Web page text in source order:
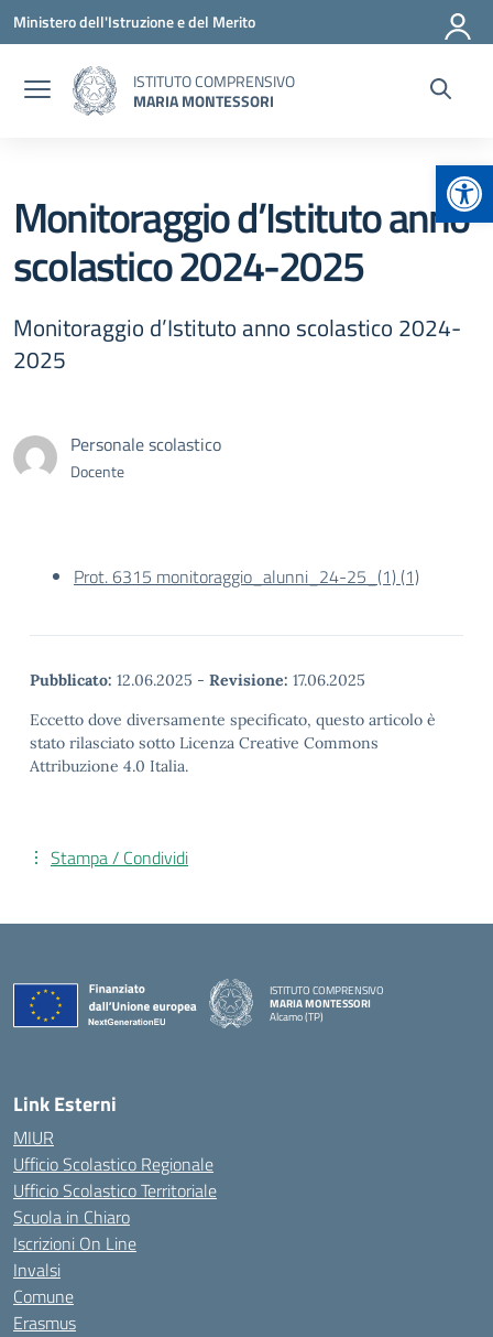
Vai ai contenuti
Vai al menu di navigazione
Vai al footer
Ministero dell'Istruzione e del Merito
ISTITUTO COMPRENSIVO
MARIA MONTESSORI
Monitoraggio d’Istituto anno
scolastico 2024-2025
Monitoraggio d’Istituto anno scolastico 2024-
2025
Personale scolastico
Docente
Prot. 6315 monitoraggio_alunni_24-25_(1) (1)
Pubblicato: 12.06.2025 - Revisione: 17.06.2025
Eccetto dove diversamente specificato, questo articolo è
stato rilasciato sotto Licenza Creative Commons
Attribuzione 4.0 Italia.
Stampa / Condividi
ISTITUTO COMPRENSIVO
MARIA MONTESSORI
Alcamo (TP)
Link Esterni
MIUR
Ufficio Scolastico Regionale
Ufficio Scolastico Territoriale
Scuola in Chiaro
Iscrizioni On Line
Invalsi
Comune
Erasmus